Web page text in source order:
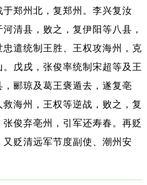
郑州北，复郑州。李兴复汝
清县，败之，复伊阳等八县，
遣统制王胜、王权攻海州，克
。戊戌，张俊率统制宋超等及王
郦琼及葛王褒遁去，遂复亳
海州，王权等逆战，败之，复
俊弃亳州，引军还寿春。再贬
又贬清远军节度副使、潮州安